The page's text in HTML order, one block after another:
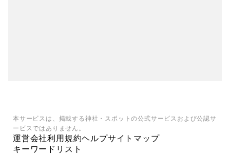
本サービスは、掲載する神社・スポットの公式サービスおよび公認サ
ービスではありません。
運営会社利用規約ヘルプサイトマップ
キーワードリスト